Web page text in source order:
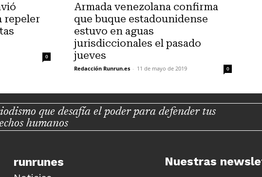
repeler
0
Armada venezolana confirma
que buque estadounidense
estuvo en aguas
jurisdiccionales el pasado
jueves
Redacción Runrun.es - 11 de mayo de 2019 0
que desafía el poder para defender tus
humanos
runrunes Nuestras